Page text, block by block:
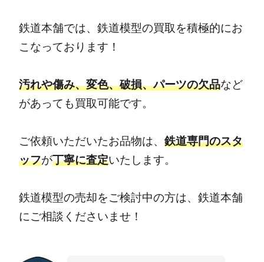
鉄道本舗では、鉄道模型の買取を積極的にお
こなっております！
汚れや傷み、変色、破損、パーツの欠品など
があっても買取可能です。
ご依頼いただいたお品物は、 鉄道専門のスタ
ッフが丁寧に査定いたします。
鉄道模型の売却をご検討中の方は、鉄道本舗
にご相談くださいませ！